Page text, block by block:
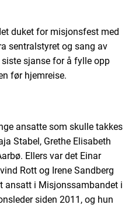
duket for misjonsfest med
sentralstyret og sang av
sjanse for å fylle opp
før hjemreise.
ansatte som skulle takkes
Stabel, Grethe Elisabeth
Ellers var det Einar
Rott og Irene Sandberg
i Misjonssambandet i
siden 2011, og hun